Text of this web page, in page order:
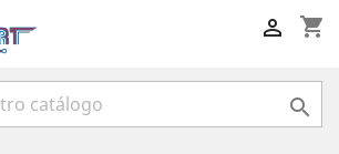
shopping_cart

